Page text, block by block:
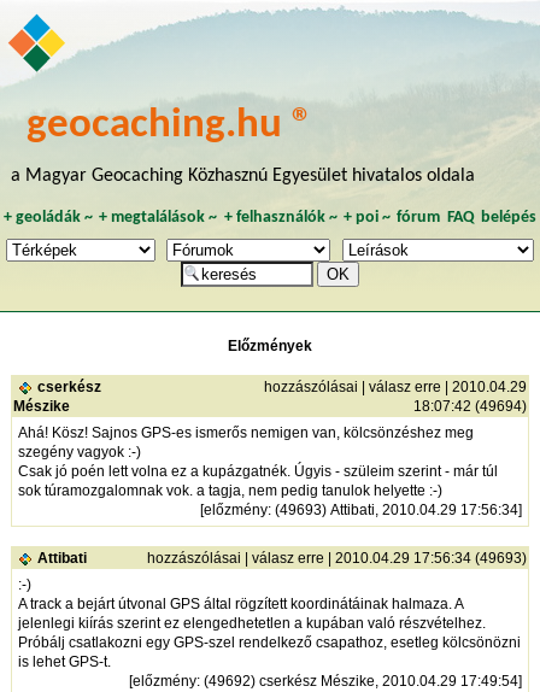
geocaching.hu ®
a Magyar Geocaching Közhasznú Egyesület hivatalos oldala
+ geoládák~ +megtalálások ~ + felhasználók~ + poi~ fórum FAQ belépés
Előzmények
cserkész
Mészike
hozzászólásai válasz erre | 2010.04.29
18:07:42 (49694)
Ahá! Kösz! Sajnos GPS-es ismerős nemigen van, kölcsönzéshez meg
szegény vagyok :-)
Csak jó poén lett volna ez a kupázgatnék. Úgyis - szüleim szerint - már túl
sok túramozgalomnak vok. a tagja, nem pedig tanulok helyette :-)
[előzmény: (49693) Attibati, 2010.04.29 17:56:34]
Attibati hozzászólásai válasz erre | 2010.04.29 17:56:34 (49693)
:-)
A track a bejárt útvonal GPS által rögzített koordinátáinak halmaza. A
jelenlegi kiírás szerint ez elengedhetetlen a kupában való részvételhez.
Próbálj csatlakozni egy GPS-szel rendelkező csapathoz, esetleg kölcsönözni
is lehet GPS-t.
[előzmény: (49692) cserkész Mészike, 2010.04.29 17:49:54]